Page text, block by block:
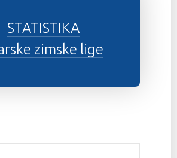
STATISTIKA
zimske lige